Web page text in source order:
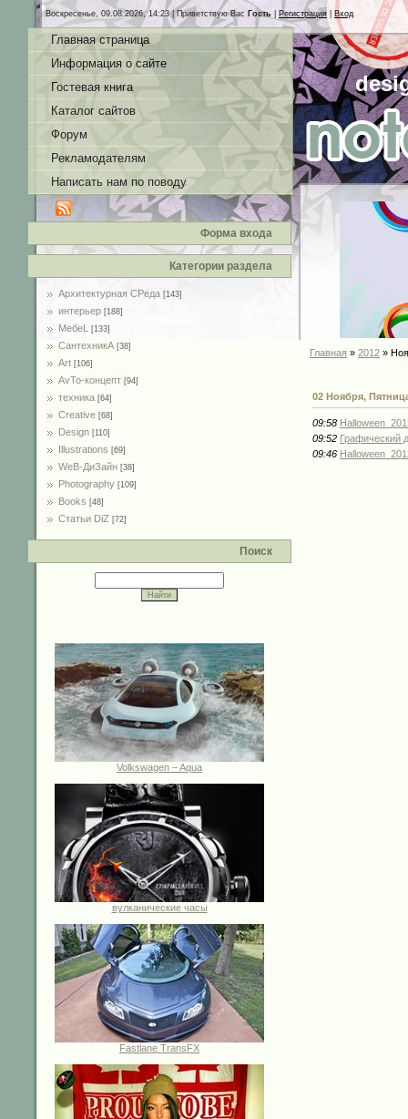
Воскресенье, 09.08.2026, 14:23 |Приветствую Вас Гость Регистрация Вход
Главная страница
Информация о сайте
Гостевая книга
Каталог сайтов
Форум
Рекламодателям
Написать нам по поводу
Форма входа
Категории раздела
Архитектурная СРеда [143]
интерьер [188]
MебеL [133]
СантехникА [38]
Art [106]
AvTo-концепт [94]
техника [64]
Creative [68]
Design [110]
Illustrations [69]
WeB-ДиЗайн [38]
Photography [109]
Books [48]
Статьи DiZ [72]
Поиск
Volkswagen – Aqua
вулканические часы
Fastlane TransFX
Главная » 2012 »
02 Ноября,
09:58
09:52 Графический
09:46